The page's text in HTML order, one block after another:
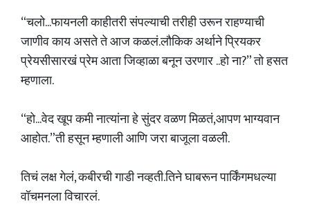
“चलो...फायनली काहीतरी संपल्याची तरीही उरून राहण्याची
जाणीव काय असते ते आज कळलं.लौकिक अर्थाने प्रियकर
प्रेयसीसारखं प्रेम आता जिव्हाळा बनून उरणार ..हो ना?” तो हसत
म्हणाला.
“हो...वेद खूप कमी नात्यांना हे सुंदर वळण मिळतं,आपण भाग्यवान
आहोत.”ती हसून म्हणाली आणि जरा बाजूला वळली.
तिचं लक्ष गेलं, कबीरची गाडी नव्हती.तिने घाबरून पार्किंगमधल्या
वॉचमनला विचारलं.